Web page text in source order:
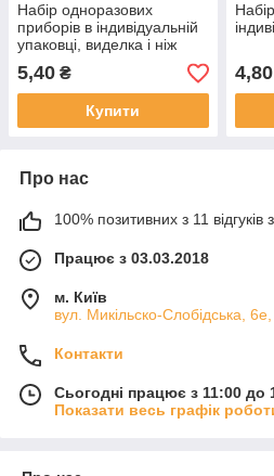
Набір одноразових
приборів в індивідуальній
упаковці, виделка і ніж
5,40 ₴
Купити
4,80
Про нас
100% позитивних з 11 відгуків
Працює з 03.03.2018
м. Київ
вул. Микільско-Слобідська,
Контакти
Сьогодні працює з 11:00 до
Показати весь графік